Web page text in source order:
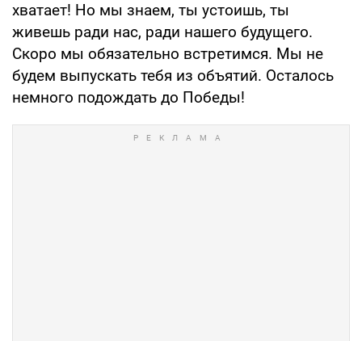
хватает! Но мы знаем, ты устоишь, ты
живешь ради нас, ради нашего будущего.
Скоро мы обязательно встретимся. Мы не
будем выпускать тебя из объятий. Осталось
немного подождать до Победы!